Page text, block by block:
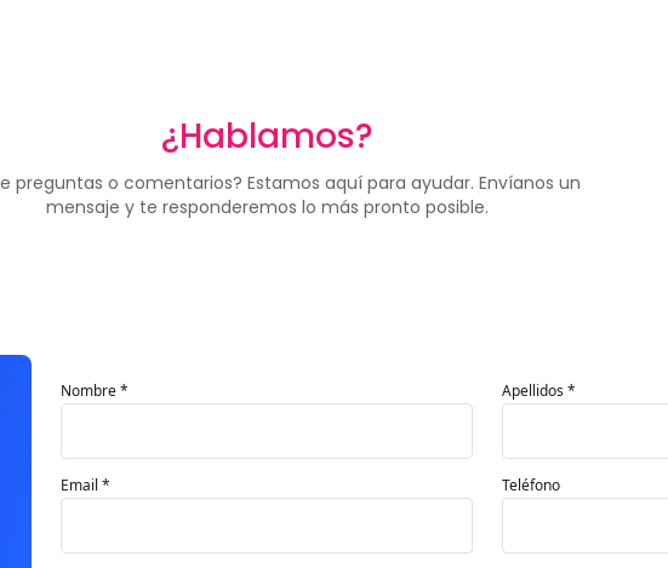
¿Hablamos?
preguntas o comentarios? Estamos aquí para ayudar. Envíanos un
mensaje y te responderemos lo más pronto posible.
Nombre * Apellidos *
Email * Teléfono